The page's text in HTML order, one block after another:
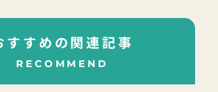
すすめの関連記事
RECOMMEND